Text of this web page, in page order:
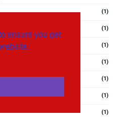
ensure you get
(1)
(1)
(1)
(1)
(1)
(1)
(1)